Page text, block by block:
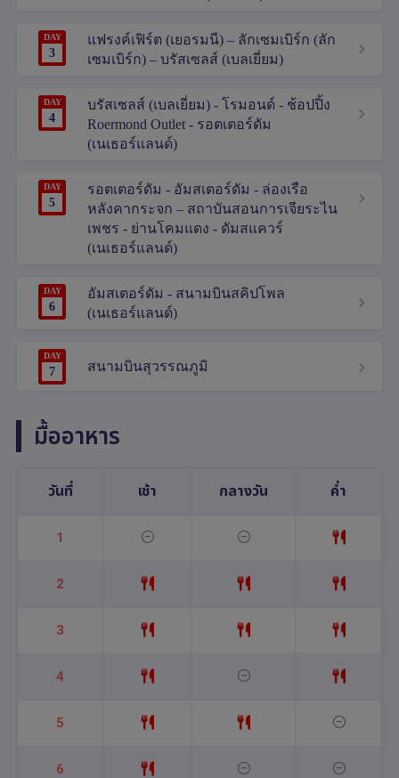
DAY
3
แฟรงค์เฟิร์ต (เยอรมนี) – ลักเซมเบิร์ก (ลัก
เซมเบิร์ก) – บรัสเซลส์ (เบลเยี่ยม)
DAY
4
บรัสเซลส์ (เบลเยี่ยม) - โรมอนด์ - ช้อปปิ้ง
Roermond Outlet - รอตเตอร์ดัม
(เนเธอร์แลนด์)
DAY
5
รอตเตอร์ดัม - อัมสเตอร์ดัม - ล่องเรือ
หลังคากระจก – สถาบันสอนการเจียระไน
เพชร - ย่านโคมแดง - ดัมสแควร์
(เนเธอร์แลนด์)
DAY
6
อัมสเตอร์ดัม - สนามบินสคิปโพล
(เนเธอร์แลนด์)
DAY
7 สนามบินสุวรรณภูมิ
มื้ออาหาร
วันที่ เช้า กลางวัน ค่ำ
1
2
3
4
5
6